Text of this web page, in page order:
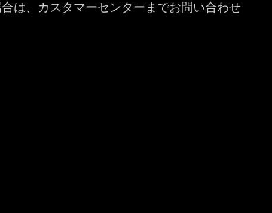
は、カスタマーセンターまでお問い合わせ